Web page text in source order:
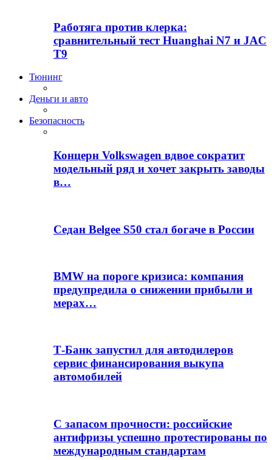
Работяга против клерка:
сравнительный тест Huanghai N7 и JAC
T9
Тюнинг
Деньги и авто
Безопасность
Концерн Volkswagen вдвое сократит
модельный ряд и хочет закрыть заводы
в…
Седан Belgee S50 стал богаче в России
BMW на пороге кризиса: компания
предупредила о снижении прибыли и
мерах…
Т-Банк запустил для автодилеров
сервис финансирования выкупа
автомобилей
С запасом прочности: российские
антифризы успешно протестированы по
международным стандартам